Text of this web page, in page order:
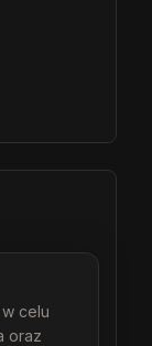
celu
oraz